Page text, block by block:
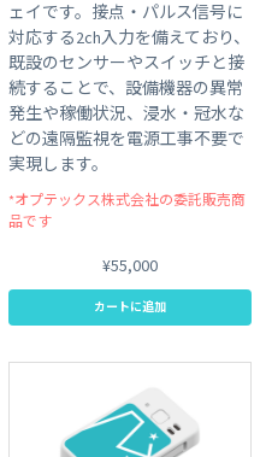
ー #sigfox #GPS
ェイです。接点・パルス信号に
対応する2ch入力を備えており、
既設のセンサーやスイッチと接
続することで、設備機器の異常
発生や稼働状況、浸水・冠水な
どの遠隔監視を電源工事不要で
実現します。
*オプテックス株式会社の委託販売商
品です
¥55,000
カートに追加